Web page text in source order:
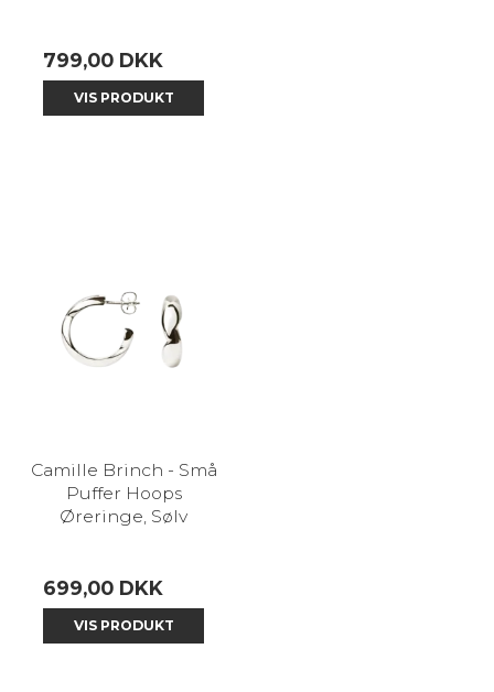
799,00 DKK
VIS PRODUKT
Camille Brinch - Små
Puffer Hoops
Øreringe, Sølv
699,00 DKK
VIS PRODUKT